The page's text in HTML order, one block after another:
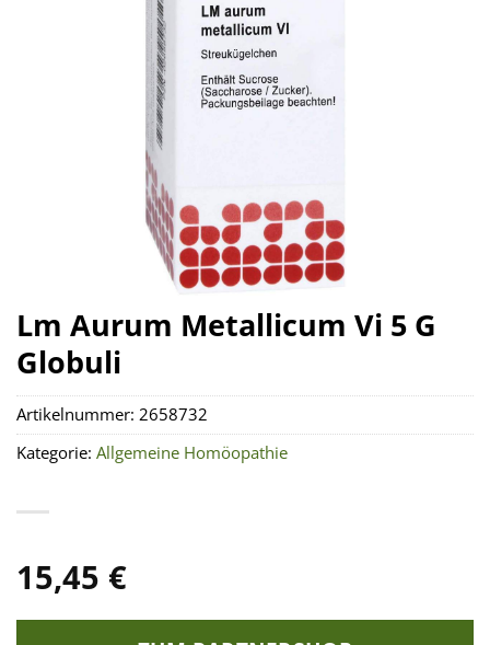
Lm Aurum Metallicum Vi 5 G
Globuli
15,45 €
Artikelnummer: 2658732
Kategorie: Allgemeine Homöopathie